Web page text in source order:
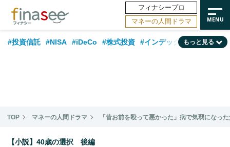
フィナシープロ
マネーの人間ドラマ
#投資信託 #NISA #iDeCo #株式投資 #インデックスファンド
#データ・調査 #資産運用業界 #海外事情 #国内株式型 #60代
もっと見る
TOP マネーの人間ドラマ 「昔お前を殴って悪かった」病で気弱になっ
【小説】40歳の選択 後編